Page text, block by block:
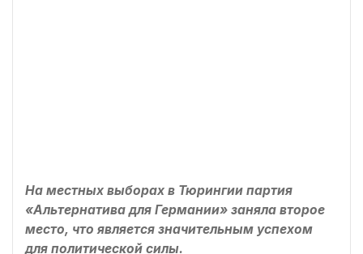
На местных выборах в Тюрингии партия
«Альтернатива для Германии» заняла второе
место, что является значительным успехом
для политической силы.